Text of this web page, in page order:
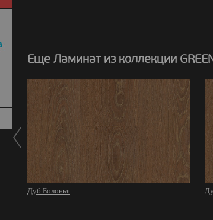
Еще Ламинат из коллекции
Дуб Болонья